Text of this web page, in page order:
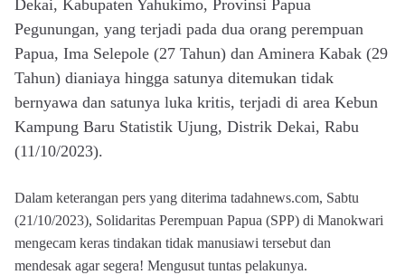
Dekai, Kabupaten Yahukimo, Provinsi Papua
Pegunungan, yang terjadi pada dua orang perempuan
Papua, Ima Selepole (27 Tahun) dan Aminera Kabak (29
Tahun) dianiaya hingga satunya ditemukan tidak
bernyawa dan satunya luka kritis, terjadi di area Kebun
Kampung Baru Statistik Ujung, Distrik Dekai, Rabu
(11/10/2023).
Dalam keterangan pers yang diterima tadahnews.com, Sabtu
(21/10/2023), Solidaritas Perempuan Papua (SPP) di Manokwari
mengecam keras tindakan tidak manusiawi tersebut dan
mendesak agar segera! Mengusut tuntas pelakunya.